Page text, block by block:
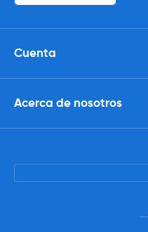
Cuenta
Acerca de nosotros